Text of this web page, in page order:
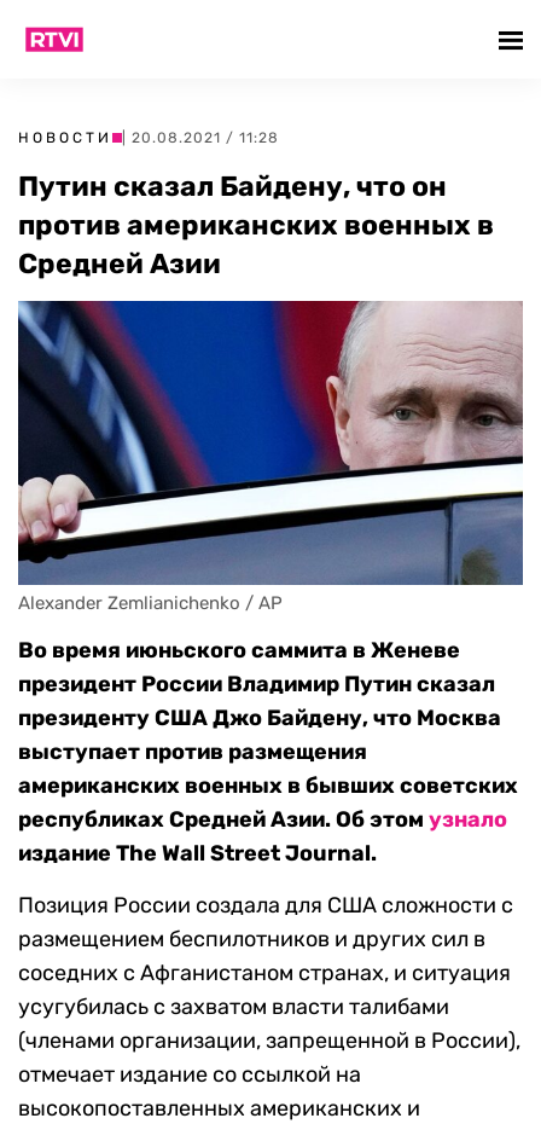
НОВОСТИ | 20.08.2021 / 11:28
Путин сказал Байдену, что он
против американских военных в
Средней Азии
Alexander Zemlianichenko / AP
Во время июньского саммита в Женеве
президент России Владимир Путин сказал
президенту США Джо Байдену, что Москва
выступает против размещения
американских военных в бывших советских
республиках Средней Азии. Об этом узнало
издание The Wall Street Journal.
Позиция России создала для США сложности с
размещением беспилотников и других сил в
соседних с Афганистаном странах, и ситуация
усугубилась с захватом власти талибами
(членами организации, запрещенной в России),
отмечает издание со ссылкой на
высокопоставленных американских и